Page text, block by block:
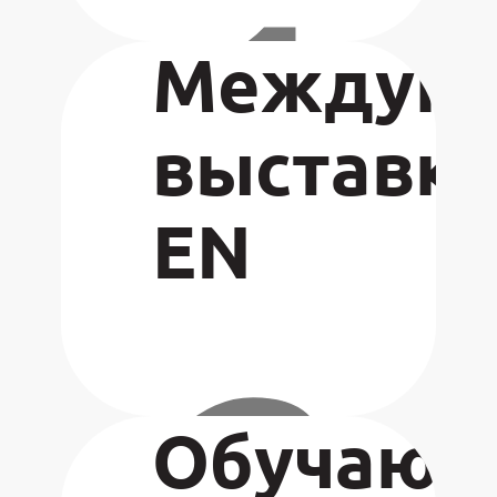
1
EN